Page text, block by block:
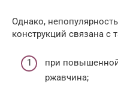
Однако,
конструкций связана с
при
ржавчина;